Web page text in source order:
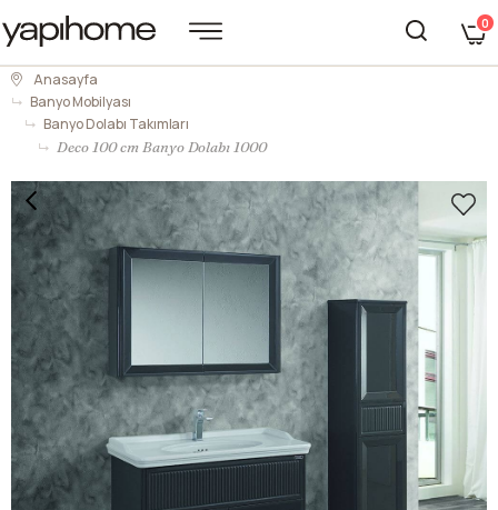
0
Anasayfa
Banyo Mobilyası
Banyo Dolabı Takımları
Deco 100 cm Banyo Dolabı 1000